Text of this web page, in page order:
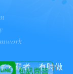
旁觀者，有時做